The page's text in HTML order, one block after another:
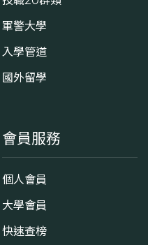
軍警大學
入學管道
國外留學
會員服務
個人會員
大學會員
快速查榜